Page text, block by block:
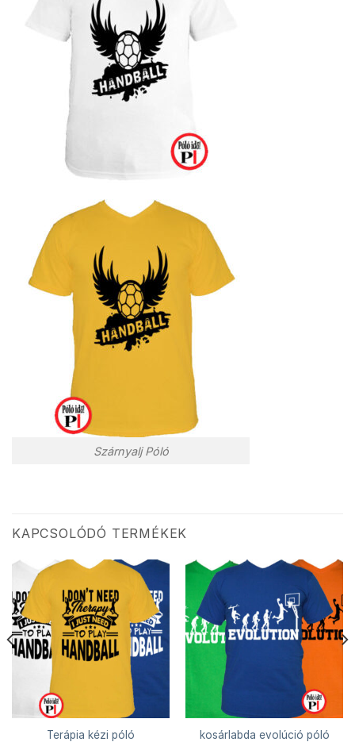
Szárnyalj Póló
KAPCSOLÓDÓ TERMÉKEK
Terápia kézi póló kosárlabda evolúció póló